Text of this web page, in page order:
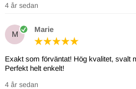
4 år sedan
M
Marie
Exakt som förväntat! Hög kvalitet, svalt
Perfekt helt enkelt!
4 år sedan